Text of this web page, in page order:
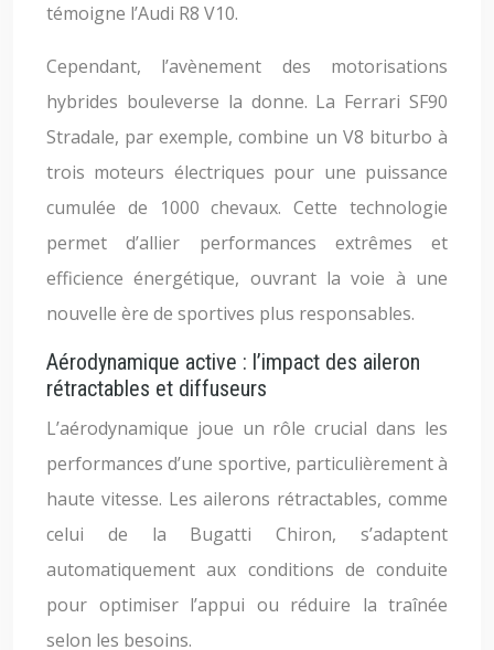
témoigne l’Audi R8 V10.
Cependant, l’avènement des motorisations
hybrides bouleverse la donne. La Ferrari SF90
Stradale, par exemple, combine un V8 biturbo à
trois moteurs électriques pour une puissance
cumulée de 1000 chevaux. Cette technologie
permet d’allier performances extrêmes et
efficience énergétique, ouvrant la voie à une
nouvelle ère de sportives plus responsables.
Aérodynamique active : l’impact des aileron
rétractables et diffuseurs
L’aérodynamique joue un rôle crucial dans les
performances d’une sportive, particulièrement à
haute vitesse. Les ailerons rétractables, comme
celui de la Bugatti Chiron, s’adaptent
automatiquement aux conditions de conduite
pour optimiser l’appui ou réduire la traînée
selon les besoins.